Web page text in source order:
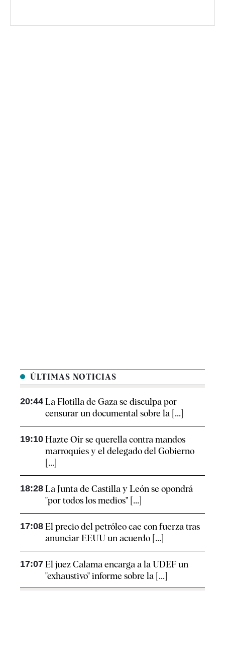
ÚLTIMAS NOTICIAS
20:44 La Flotilla de Gaza se disculpa por
censurar un documental sobre la [...]
19:10 Hazte Oír se querella contra mandos
marroquíes y el delegado del Gobierno
[...]
18:28 La Junta de Castilla y León se opondrá
"por todos los medios" [...]
17:08 El precio del petróleo cae con fuerza tras
anunciar EEUU un acuerdo [...]
17:07 El juez Calama encarga a la UDEF un
"exhaustivo" informe sobre la [...]